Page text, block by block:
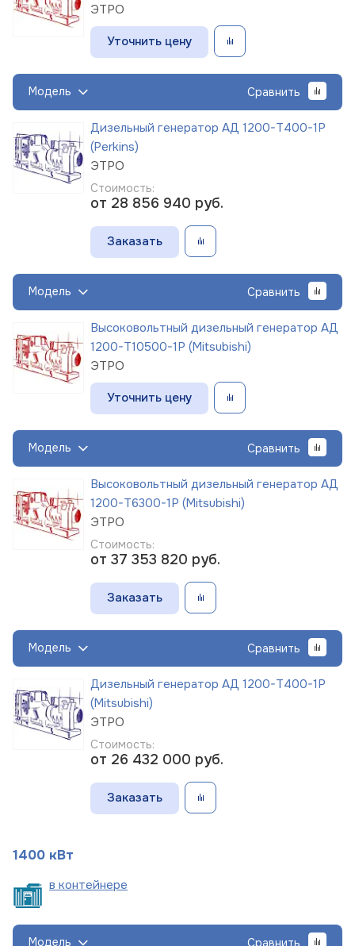
ЭТРО
Уточнить цену
Модель Сравнить
Дизельный генератор АД 1200-Т400-1Р
(Perkins)
ЭТРО
Стоимость:
от 28 856 940 руб.
Заказать
Модель Сравнить
Высоковольтный дизельный генератор АД
1200-Т10500-1Р (Mitsubishi)
ЭТРО
Уточнить цену
Модель Сравнить
Высоковольтный дизельный генератор АД
1200-Т6300-1Р (Mitsubishi)
ЭТРО
Стоимость:
от 37 353 820 руб.
Заказать
Модель Сравнить
Дизельный генератор АД 1200-Т400-1Р
(Mitsubishi)
ЭТРО
Стоимость:
от 26 432 000 руб.
Заказать
1400 кВт
в контейнере
Модель Сравнить